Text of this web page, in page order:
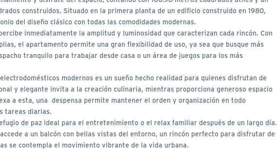
construidos. Situado en la primera planta de un edificio construido en 1980,
del diseño clásico con todas las comodidades modernas.
inmediatamente la amplitud y luminosidad que caracterizan cada rincón. Con
el apartamento permite una gran flexibilidad de uso, ya sea que busque más
tranquilo para trabajar desde casa o un área de juegos para los más
modernos es un sueño hecho realidad para quienes disfrutan de
y elegante invita a la creación culinaria, mientras proporciona generoso espacio
a esta, una despensa permite mantener el orden y organización en todo
tareas diarias.
de paz ideal para el entretenimiento o el relax familiar después de un largo día.
a un balcón con bellas vistas del entorno, un rincón perfecto para disfrutar de
se contempla el movimiento vibrante de la vida urbana.